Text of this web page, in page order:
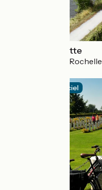
La Vélo Francette
Ouistreham > La Rochelle
Itinéraire officiel